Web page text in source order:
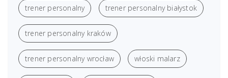
trener personalny trener personalny białystok
trener personalny kraków
trener personalny wrocław włoski malarz